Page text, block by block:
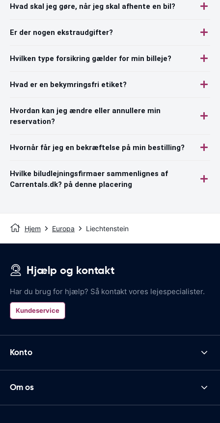
Hvad skal jeg gøre, når jeg skal afhente en bil?
Er der nogen ekstraudgifter?
Hvilken type forsikring gælder for min billeje?
Hvad er en bekymringsfri etiket?
Hvordan kan jeg ændre eller annullere min
reservation?
Hvornår får jeg en bekræftelse på min bestilling?
Hvilke biludlejningsfirmaer sammenlignes af
Carrentals.dk? på denne placering
Hjem Europa Liechtenstein
Hjælp og kontakt
Har du brug for hjælp? Så kontakt vores lejespecialister.
Kundeservice
Konto
Om os